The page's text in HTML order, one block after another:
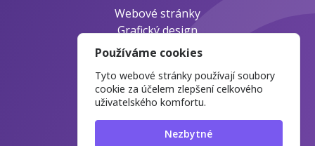
Webové stránky
Grafický design
Byznys konzultace
Ochrana osobních údajů
Časté otázky
Blog o webdesignu
Používáme cookies
Tyto webové stránky používají soubory
cookie za účelem zlepšení celkového
uživatelského komfortu.
Nezbytné